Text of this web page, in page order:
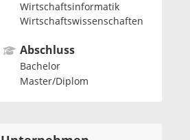
Wirtschaftsinformatik
Wirtschaftswissenschaften
Abschluss
Bachelor
Master/Diplom